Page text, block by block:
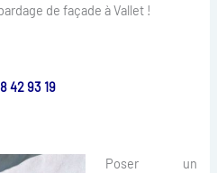
de façade à Vallet !
42 93 19
Poser un